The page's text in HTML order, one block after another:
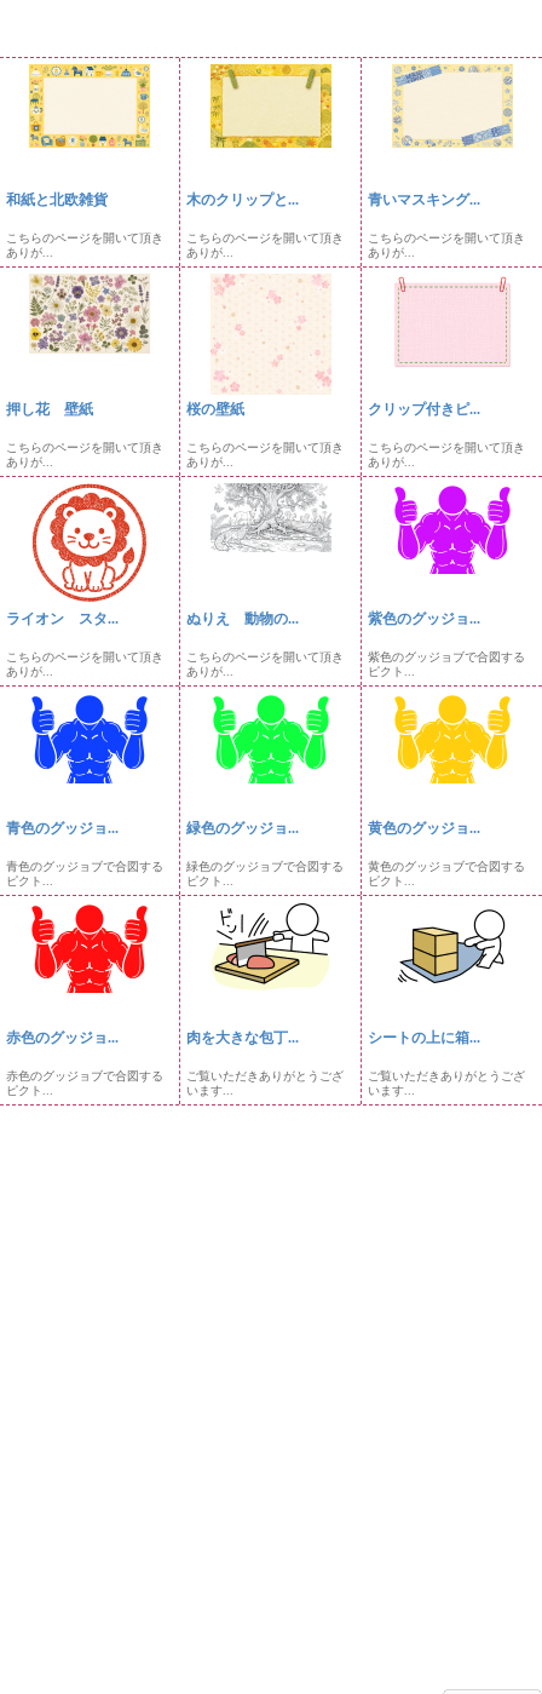
和紙と北欧雑貨
こちらのページを開いて頂き
ありが...
木のクリップと...
こちらのページを開いて頂き
ありが...
青いマスキング...
こちらのページを開いて頂き
ありが...
押し花 壁紙
こちらのページを開いて頂き
ありが...
桜の壁紙
こちらのページを開いて頂き
ありが...
クリップ付きピ...
こちらのページを開いて頂き
ありが...
ライオン スタ...
こちらのページを開いて頂き
ありが...
ぬりえ 動物の...
こちらのページを開いて頂き
ありが...
紫色のグッジョ...
紫色のグッジョブで合図する
ピクト...
青色のグッジョ...
青色のグッジョブで合図する
ピクト...
緑色のグッジョ...
緑色のグッジョブで合図する
ピクト...
黄色のグッジョ...
黄色のグッジョブで合図する
ピクト...
赤色のグッジョ...
赤色のグッジョブで合図する
ピクト...
肉を大きな包丁...
ご覧いただきありがとうござ
います...
シートの上に箱...
ご覧いただきありがとうござ
います...